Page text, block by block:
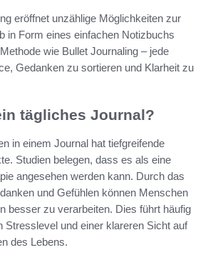
eröffnet unzählige Möglichkeiten zur
in Form eines einfachen Notizbuchs
wie Bullet Journaling – jede
Gedanken zu sortieren und Klarheit zu
tägliches Journal?
in einem Journal hat tiefgreifende
Studien belegen, dass es als eine
angesehen werden kann. Durch das
und Gefühlen können Menschen
besser zu verarbeiten. Dies führt häufig
Stresslevel und einer klareren Sicht auf
des Lebens.